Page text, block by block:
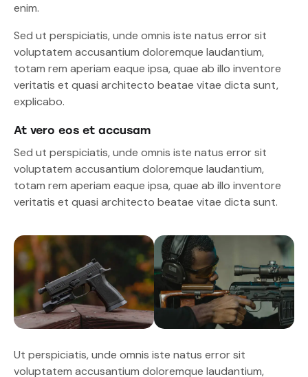
enim.
Sed ut perspiciatis, unde omnis iste natus error sit
voluptatem accusantium doloremque laudantium,
totam rem aperiam eaque ipsa, quae ab illo inventore
veritatis et quasi architecto beatae vitae dicta sunt,
explicabo.
At vero eos et accusam
Sed ut perspiciatis, unde omnis iste natus error sit
voluptatem accusantium doloremque laudantium,
totam rem aperiam eaque ipsa, quae ab illo inventore
veritatis et quasi architecto beatae vitae dicta sunt.
Ut perspiciatis, unde omnis iste natus error sit
voluptatem accusantium doloremque laudantium,